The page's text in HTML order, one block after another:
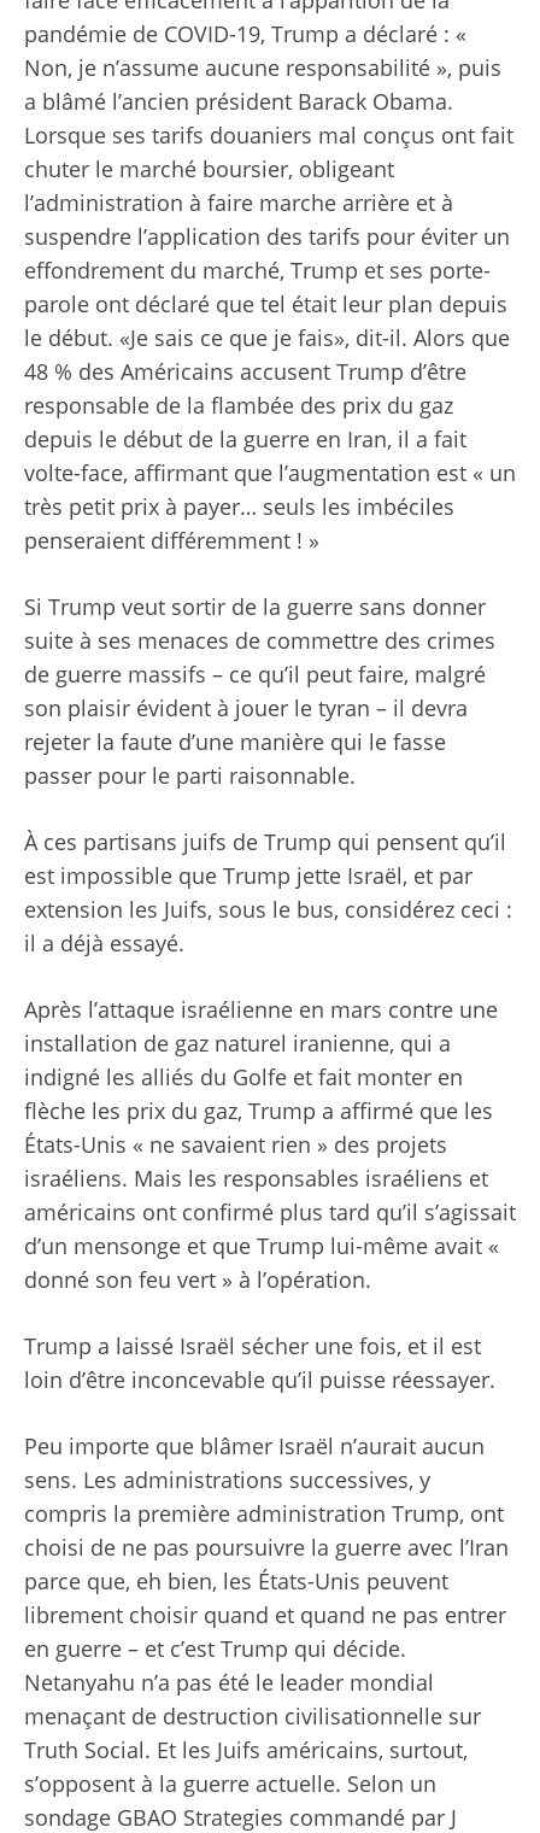
pandémie de COVID-19, Trump a déclaré : «
Non, je n’assume aucune responsabilité », puis
a blâmé l’ancien président Barack Obama.
Lorsque ses tarifs douaniers mal conçus ont fait
chuter le marché boursier, obligeant
l’administration à faire marche arrière et à
suspendre l’application des tarifs pour éviter un
effondrement du marché, Trump et ses porte-
parole ont déclaré que tel était leur plan depuis
le début. «Je sais ce que je fais», dit-il. Alors que
48 % des Américains accusent Trump d’être
responsable de la flambée des prix du gaz
depuis le début de la guerre en Iran, il a fait
volte-face, affirmant que l’augmentation est « un
très petit prix à payer… seuls les imbéciles
penseraient différemment ! »
Si Trump veut sortir de la guerre sans donner
suite à ses menaces de commettre des crimes
de guerre massifs – ce qu’il peut faire, malgré
son plaisir évident à jouer le tyran – il devra
rejeter la faute d’une manière qui le fasse
passer pour le parti raisonnable.
À ces partisans juifs de Trump qui pensent qu’il
est impossible que Trump jette Israël, et par
extension les Juifs, sous le bus, considérez ceci :
il a déjà essayé.
Après l’attaque israélienne en mars contre une
installation de gaz naturel iranienne, qui a
indigné les alliés du Golfe et fait monter en
flèche les prix du gaz, Trump a affirmé que les
États-Unis « ne savaient rien » des projets
israéliens. Mais les responsables israéliens et
américains ont confirmé plus tard qu’il s’agissait
d’un mensonge et que Trump lui-même avait «
donné son feu vert » à l’opération.
Trump a laissé Israël sécher une fois, et il est
loin d’être inconcevable qu’il puisse réessayer.
Peu importe que blâmer Israël n’aurait aucun
sens. Les administrations successives, y
compris la première administration Trump, ont
choisi de ne pas poursuivre la guerre avec l’Iran
parce que, eh bien, les États-Unis peuvent
librement choisir quand et quand ne pas entrer
en guerre – et c’est Trump qui décide.
Netanyahu n’a pas été le leader mondial
menaçant de destruction civilisationnelle sur
Truth Social. Et les Juifs américains, surtout,
s’opposent à la guerre actuelle. Selon un
sondage GBAO Strategies commandé par J